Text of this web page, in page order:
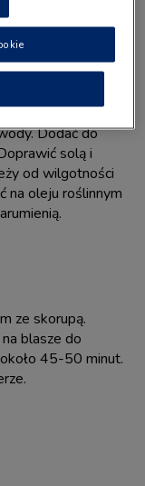
Dodać do
solą i
od wilgotności
na oleju roślinnym
ze skorupą.
blasze do
45-50 minut.